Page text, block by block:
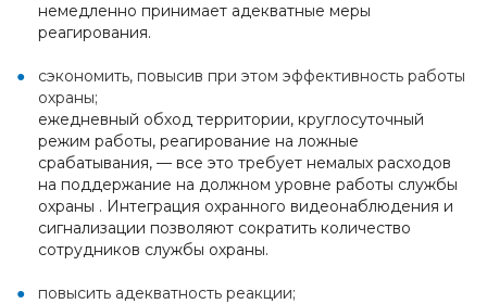
немедленно принимает адекватные меры
реагирования.
сэкономить, повысив при этом эффективность работы
охраны;
ежедневный обход территории, круглосуточный
режим работы, реагирование на ложные
срабатывания, — все это требует немалых расходов
на поддержание на должном уровне работы службы
охраны . Интеграция охранного видеонаблюдения и
сигнализации позволяют сократить количество
сотрудников службы охраны.
повысить адекватность реакции;